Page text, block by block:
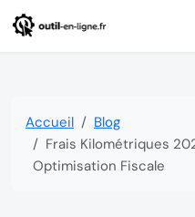
Accueil
Blog
Frais Kilométriques
Optimisation Fiscale